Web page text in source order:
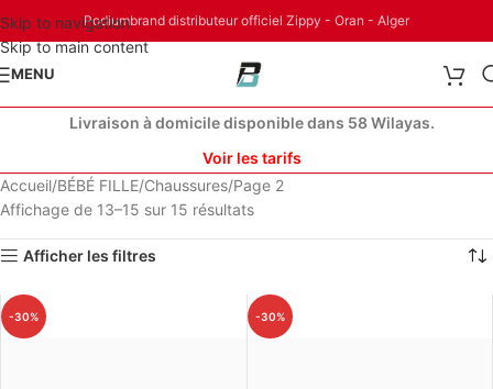
Skip to navigation
Skip to main content
Podiumbrand distributeur officiel Zippy - Oran - Alger
MENU
Livraison à domicile disponible dans 58 Wilayas.
Voir les tarifs
Accueil BÉBÉ FILLE Chaussures Page 2
Affichage de 13–15 sur 15 résultats
Afficher les filtres
-30% -30%